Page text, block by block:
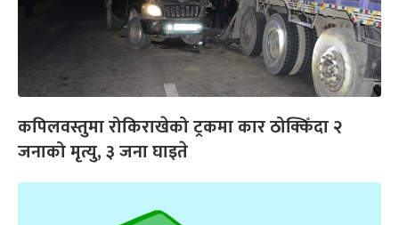
कपिलवस्तुमा रोकिराखेको ट्रकमा कार ठोक्किँदा २
जनाको मृत्यु, ३ जना घाइते